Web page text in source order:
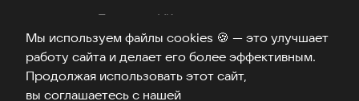
Мы используем файлы cookies 🍪 — это улучшает
работу сайта и делает его более эффективным.
Продолжая использовать этот сайт,
вы соглашаетесь с нашей
Продукты VK
Место проведения
Часто задаваемые вопросы